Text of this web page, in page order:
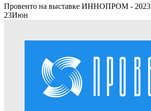
Провенто на выставке ИННОПРОМ - 2023
23Июн